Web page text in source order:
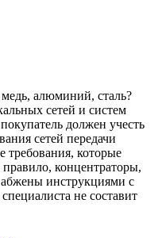
алюминий, сталь?
сетей и систем
должен учесть
сетей передачи
требования, которые
концентраторы,
инструкциями с
не составит